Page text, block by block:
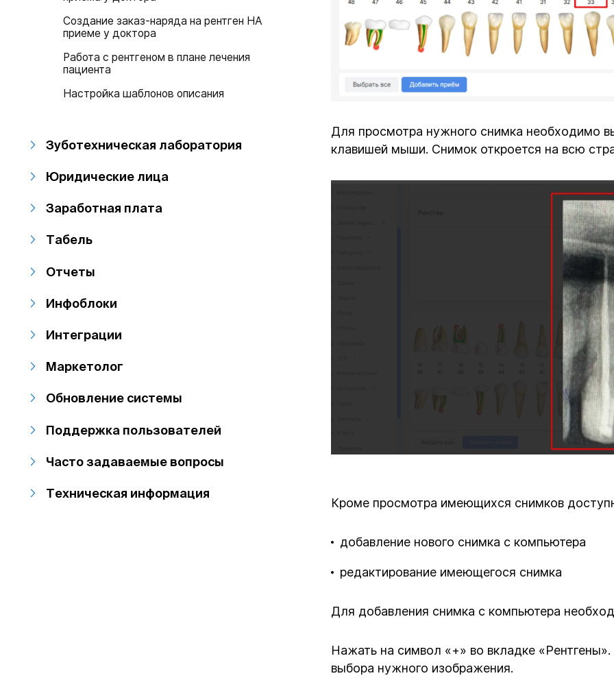
Создание заказ-наряда на рентген НА
приеме у доктора
Работа с рентгеном в плане лечения
пациента
Настройка шаблонов описания
Зуботехническая лаборатория
Юридические лица
Заработная плата
Табель
Отчеты
Инфоблоки
Интеграции
Маркетолог
Обновление системы
Поддержка пользователей
Часто задаваемые вопросы
Техническая информация
Для просмотра нужного снимка необходимо
клавишей мыши. Снимок откроется на всю
Кроме просмотра имеющихся снимков
добавление нового снимка с компьютера
редактирование имеющегося снимка
Для добавления снимка с компьютера
Нажать на символ «+» во вкладке
выбора нужного изображения.